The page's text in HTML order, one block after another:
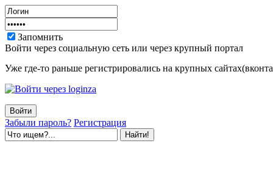
Запомнить
Войти через социальную сеть или через крупный портал
Уже где-то раньше регистрировались на крупных
Забыли пароль? Регистрация